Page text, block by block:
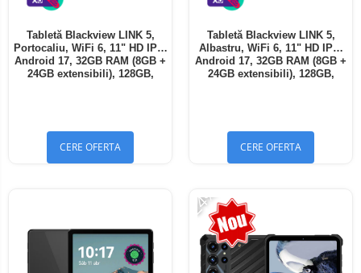
Tabletă Blackview LINK 5,
Portocaliu, WiFi 6, 11" HD IPS,
Android 17, 32GB RAM (8GB +
24GB extensibili), 128GB,
CERE OFERTA
Tabletă Blackview LINK 5,
Albastru, WiFi 6, 11" HD IPS,
Android 17, 32GB RAM (8GB +
24GB extensibili), 128GB,
CERE OFERTA
-24%